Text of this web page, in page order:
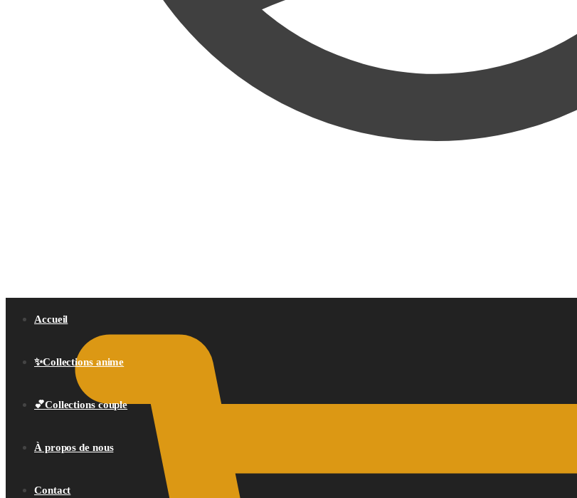
Accueil
✨Collections anime
💕Collections couple
À propos de nous
Contact